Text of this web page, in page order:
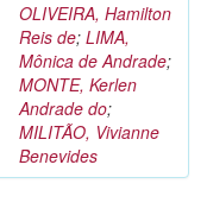
OLIVEIRA, Hamilton
Reis de; LIMA,
Mônica de Andrade;
MONTE, Kerlen
Andrade do;
MILITÃO, Vivianne
Benevides